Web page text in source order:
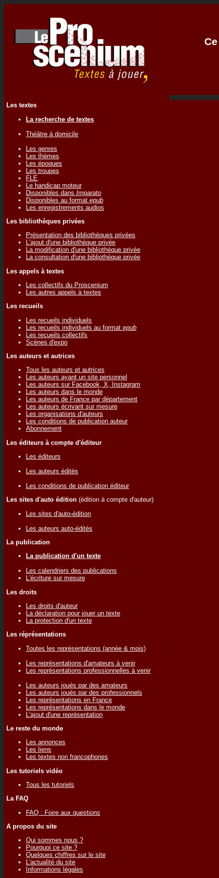
Les textes
La recherche de textes
Théâtre à domicile
Les genres
Les thèmes
Les époques
Les troupes
FLE
Le handicap moteur
Disponibles dans Imparato
Disponibles au format epub
Les enregistrements audios
Les bibliothèques privées
Présentation des bibliothèques privées
L'ajout d'une bibliothèque privée
La modification d'une bibliothèque privée
La consultation d'une bibliothèque privée
Les appels à textes
Les collectifs du Proscenium
Les autres appels à textes
Les recueils
Les recueils individuels
Les recueils individuels au format epub
Les recueils collectifs
Scènes d'expo
Les auteurs et autrices
Tous les auteurs et autrices
Les auteurs ayant un site personnel
Les auteurs sur Facebook, X, Instagram
Les auteurs dans le monde
Les auteurs de France par département
Les auteurs écrivant sur mesure
Les organisations d'auteurs
Les conditions de publication auteur
Abonnement
Les éditeurs à compte d'éditeur
Les éditeurs
Les auteurs édités
Les conditions de publication éditeur
Les sites d'auto édition (édition à compte d'auteur)
Les sites d'auto-édition
Les auteurs auto-édités
La publication
La publication d'un texte
Les calendriers des publications
L'écriture sur mesure
Les droits
Les droits d'auteur
La déclaration pour jouer un texte
La protection d'un texte
Les réprésentations
Toutes les représentations (année & mois)
Les représentations d'amateurs à venir
Les représentations professionnelles à venir
Les auteurs joués par des amateurs
Les auteurs joués par des professionnels
Les représentations en France
Les représentations dans le monde
L'ajout d'une représentation
Le reste du monde
Les annonces
Les liens
Les textes non francophones
Les tutoriels vidéo
Tous les tutoriels
La FAQ
FAQ : Foire aux questions
A propos du site
Qui sommes nous ?
Pourquoi ce site ?
Quelques chiffres sur le site
L'actualité du site
Informations légales